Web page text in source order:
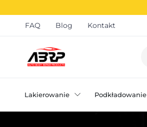
FAQ Blog Kontakt
Lakierowanie Podkładowanie